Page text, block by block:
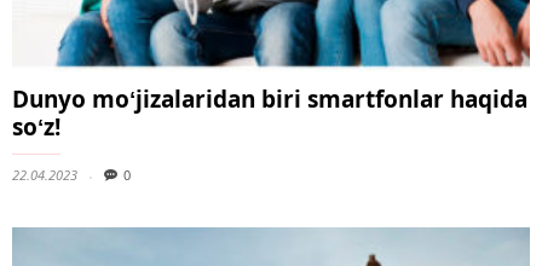
Dunyo moʻjizalaridan biri smartfonlar haqida
soʻz!
22.04.2023 0